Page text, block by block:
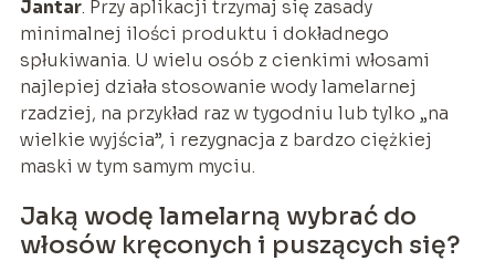
Jantar. Przy aplikacji trzymaj się zasady
minimalnej ilości produktu i dokładnego
spłukiwania. U wielu osób z cienkimi włosami
najlepiej działa stosowanie wody lamelarnej
rzadziej, na przykład raz w tygodniu lub tylko „na
wielkie wyjścia”, i rezygnacja z bardzo ciężkiej
maski w tym samym myciu.
Jaką wodę lamelarną wybrać do
włosów kręconych i puszących się?